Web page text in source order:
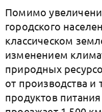
Помимо
городского
классическом
изменением
природных
от производства и
продуктов